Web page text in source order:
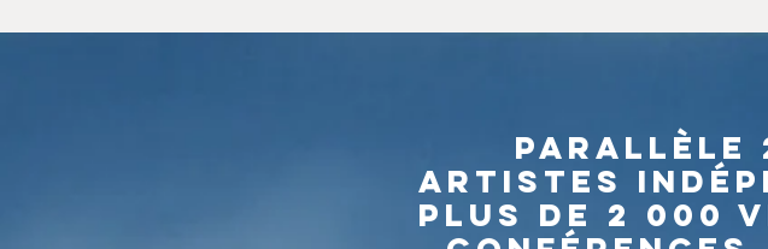
Parallèle
artistes
plus de 2 000